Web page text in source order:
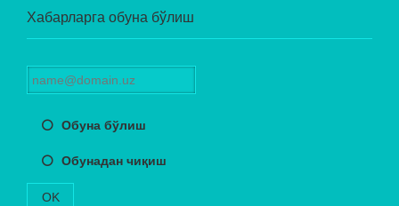
Хабарларга обуна бўлиш
Обуна бўлиш
Обунадан чиқиш
OK